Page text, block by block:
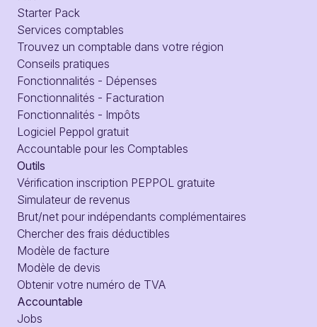
Starter Pack
Services comptables
Trouvez un comptable dans votre région
Conseils pratiques
Fonctionnalités - Dépenses
Fonctionnalités - Facturation
Fonctionnalités - Impôts
Logiciel Peppol gratuit
Accountable pour les Comptables
Outils
Vérification inscription PEPPOL gratuite
Simulateur de revenus
Brut/net pour indépendants complémentaires
Chercher des frais déductibles
Modèle de facture
Modèle de devis
Obtenir votre numéro de TVA
Accountable
Jobs